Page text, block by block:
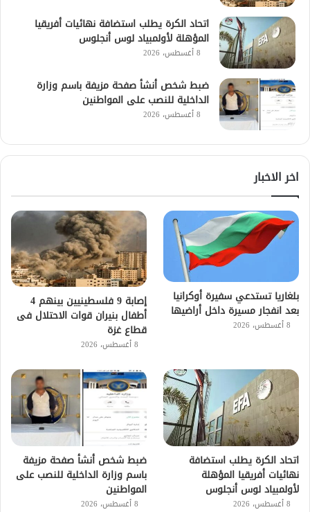
اتحاد الكرة يطلب استضافة نهائيات أفريقيا
المؤهلة لأولمبياد لوس أنجلوس
8 أغسطس، 2026
ضبط شخص أنشأ صفحة مزيفة باسم وزارة
الداخلية للنصب على المواطنين
8 أغسطس، 2026
اخر الاخبار
بلغاريا تستدعي سفيرة أوكرانيا
بعد انفجار مسيرة داخل أراضيها
8 أغسطس، 2026
إصابة 9 فلسطينيين بينهم 4
أطفال بنيران قوات الاحتلال فى
قطاع غزة
8 أغسطس، 2026
اتحاد الكرة يطلب استضافة
نهائيات أفريقيا المؤهلة
لأولمبياد لوس أنجلوس
8 أغسطس، 2026
ضبط شخص أنشأ صفحة مزيفة
باسم وزارة الداخلية للنصب على
المواطنين
8 أغسطس، 2026